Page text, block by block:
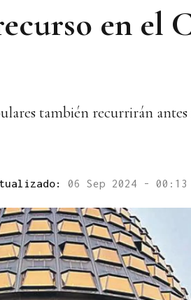
en el
también recurrirán
06 Sep 2024 - 00:13